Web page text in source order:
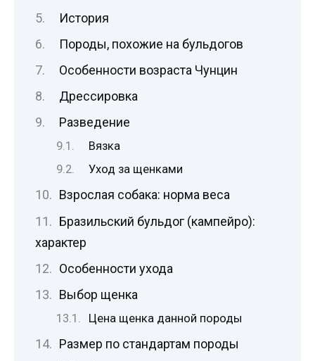
История
Породы, похожие на бульдогов
Особенности возраста Чунцин
Дрессировка
Разведение
Вязка
Уход за щенками
Взрослая собака: норма веса
Бразильский бульдог (кампейро):
характер
Особенности ухода
Выбор щенка
Цена щенка данной породы
Размер по стандартам породы